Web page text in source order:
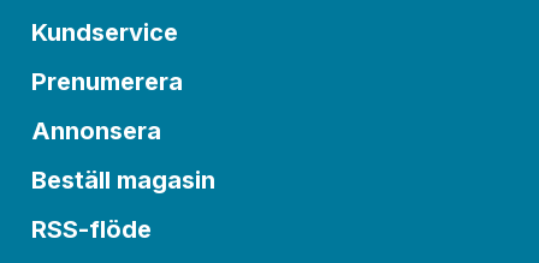
Kundservice
Prenumerera
Annonsera
Beställ magasin
RSS-flöde